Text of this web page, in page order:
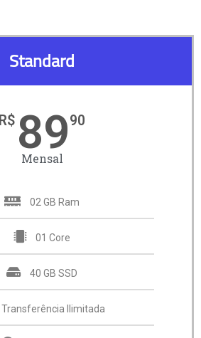
Standard
R$ 8990
Mensal
02 GB Ram
01 Core
40 GB SSD
Transferência Ilimitada